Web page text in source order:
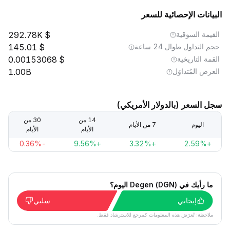
البيانات الإحصائية للسعر
القيمة السوقية 292.78K
حجم التداول طوال 24 ساعة 145.01
القمة التاريخية 0.00153068
العرض المُتداوَل 1.00B
سجل السعر (بالدولار الأمريكي)
اليوم 7 من الأيام
14 من
الأيام
30 من
الأيام
+2.59%
+3.32%
+9.56%
-0.36%
ما رأيك في Degen (DGN) اليوم؟
إيجابي
سلبي
ملاحظة: تُعرَض هذه المعلومات كمرجع للاسترشاد فقط.